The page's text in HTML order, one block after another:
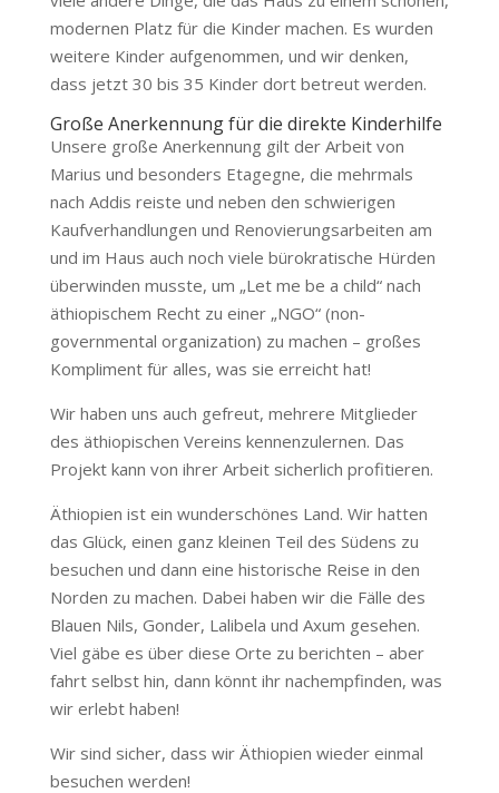
modernen Platz für die Kinder machen. Es wurden
weitere Kinder aufgenommen, und wir denken,
dass jetzt 30 bis 35 Kinder dort betreut werden.
Große Anerkennung für die direkte Kinderhilfe
Unsere große Anerkennung gilt der Arbeit von
Marius und besonders Etagegne, die mehrmals
nach Addis reiste und neben den schwierigen
Kaufverhandlungen und Renovierungsarbeiten am
und im Haus auch noch viele bürokratische Hürden
überwinden musste, um „Let me be a child“ nach
äthiopischem Recht zu einer „NGO“ (non-
governmental organization) zu machen – großes
Kompliment für alles, was sie erreicht hat!
Wir haben uns auch gefreut, mehrere Mitglieder
des äthiopischen Vereins kennenzulernen. Das
Projekt kann von ihrer Arbeit sicherlich profitieren.
Äthiopien ist ein wunderschönes Land. Wir hatten
das Glück, einen ganz kleinen Teil des Südens zu
besuchen und dann eine historische Reise in den
Norden zu machen. Dabei haben wir die Fälle des
Blauen Nils, Gonder, Lalibela und Axum gesehen.
Viel gäbe es über diese Orte zu berichten – aber
fahrt selbst hin, dann könnt ihr nachempfinden, was
wir erlebt haben!
Wir sind sicher, dass wir Äthiopien wieder einmal
besuchen werden!